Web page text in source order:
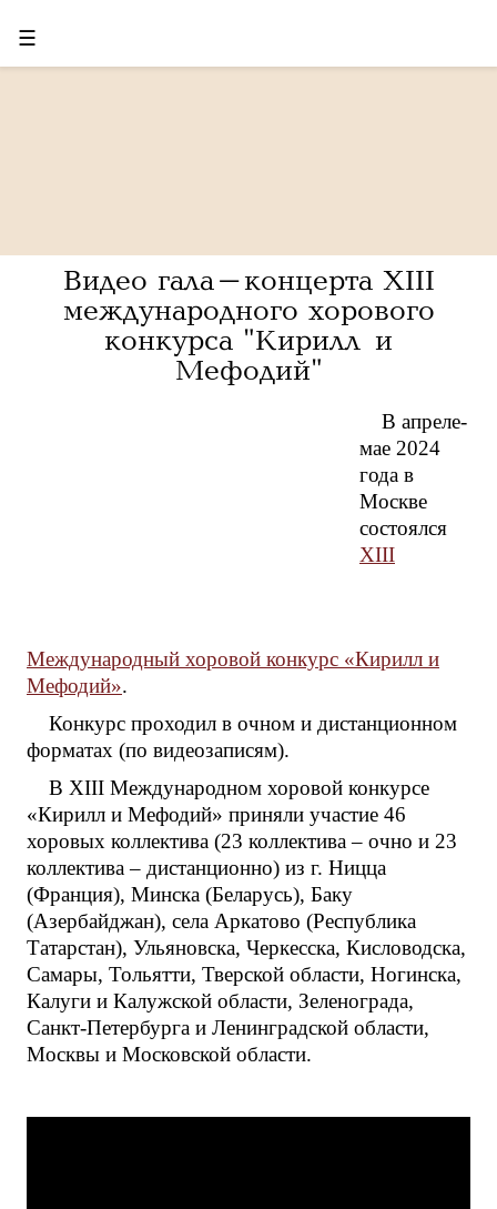
☰
Видео гала-концерта XIII
международного хорового
конкурса "Кирилл и
Мефодий"
В апреле-
мае 2024
года в
Москве
состоялся
ХIII
Международный хоровой конкурс «Кирилл и
Мефодий».
Конкурс проходил в очном и дистанционном
форматах (по видеозаписям).
В ХIII Международном хоровой конкурсе
«Кирилл и Мефодий» приняли участие 46
хоровых коллектива (23 коллектива – очно и 23
коллектива – дистанционно) из г. Ницца
(Франция), Минска (Беларусь), Баку
(Азербайджан), села Аркатово (Республика
Татарстан), Ульяновска, Черкесска, Кисловодска,
Самары, Тольятти, Тверской области, Ногинска,
Калуги и Калужской области, Зеленограда,
Санкт-Петербурга и Ленинградской области,
Москвы и Московской области.